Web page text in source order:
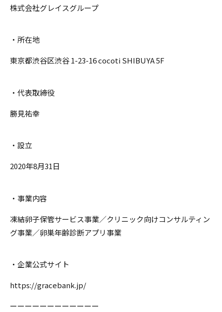
株式会社グレイスグループ
・所在地
東京都渋谷区渋谷 1-23-16 cocoti SHIBUYA 5F
・代表取締役
勝見祐幸
・設立
2020年8月31日
・事業内容
凍結卵子保管サービス事業／クリニック向けコンサルティン
グ事業／卵巣年齢診断アプリ事業
・企業公式サイト
https://gracebank.jp/
ーーーーーーーーーーーー